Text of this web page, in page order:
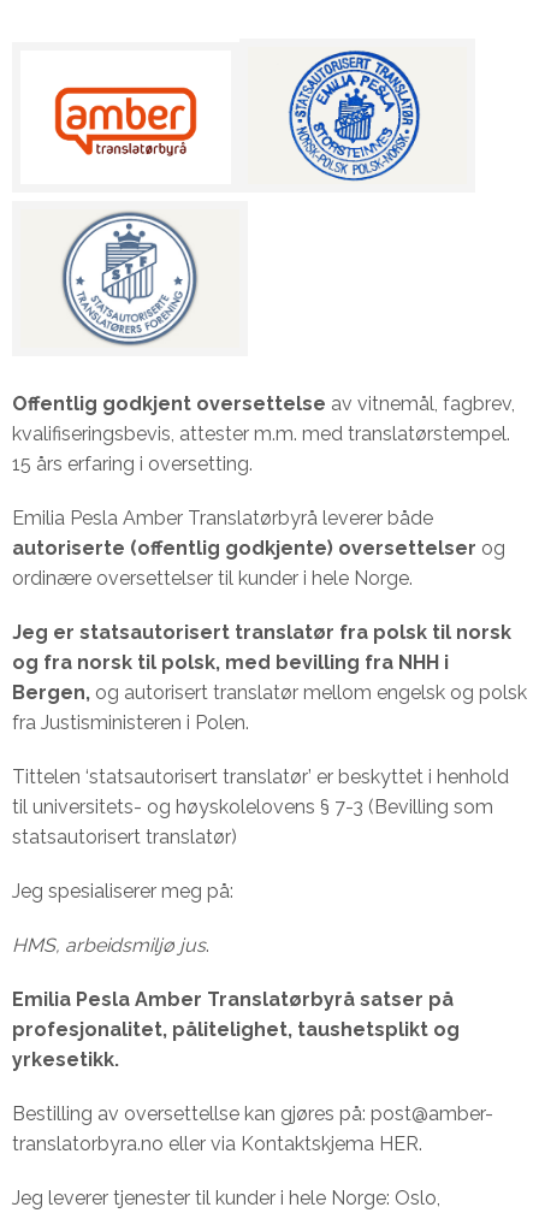
Offentlig godkjent oversettelse av vitnemål, fagbrev,
kvalifiseringsbevis, attester m.m. med translatørstempel.
15 års erfaring i oversetting.
Emilia Pesla Amber Translatørbyrå leverer både
autoriserte (offentlig godkjente) oversettelser og
ordinære oversettelser til kunder i hele Norge.
Jeg er statsautorisert translatør fra polsk til norsk
og fra norsk til polsk, med bevilling fra NHH i
Bergen, og autorisert translatør mellom engelsk og polsk
fra Justisministeren i Polen.
Tittelen ‘statsautorisert translatør’ er beskyttet i henhold
til universitets- og høyskolelovens § 7-3 (Bevilling som
statsautorisert translatør)
Jeg spesialiserer meg på:
HMS, arbeidsmiljø jus.
Emilia Pesla Amber Translatørbyrå satser på
profesjonalitet, pålitelighet, taushetsplikt og
yrkesetikk.
Bestilling av oversettellse kan gjøres på: post@amber-
translatorbyra.no eller via Kontaktskjema HER.
Jeg leverer tjenester til kunder i hele Norge: Oslo,